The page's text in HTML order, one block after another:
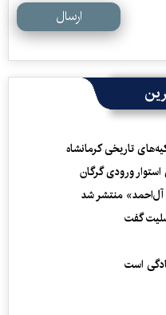
ارسال
تاریخی کرمانشاه
ورودی گرگان
آل‌احمد» منتشر شد
گفت
است